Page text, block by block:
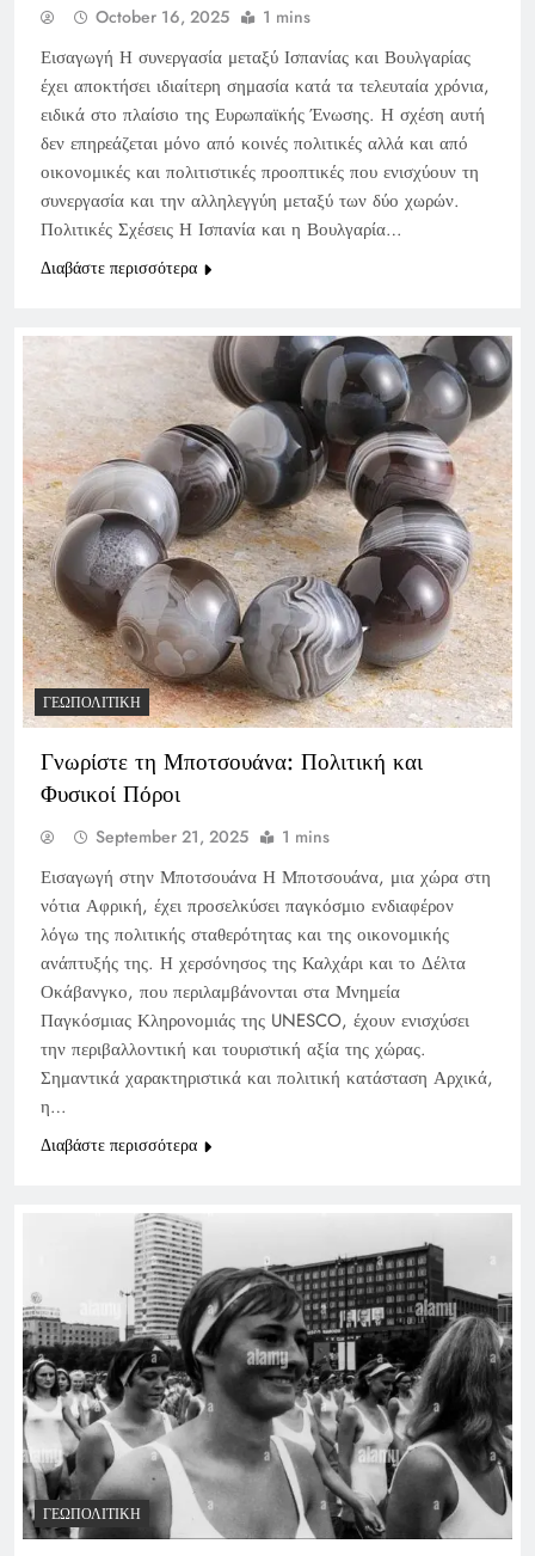
October 16, 2025 1 mins
Εισαγωγή Η συνεργασία μεταξύ Ισπανίας και Βουλγαρίας
έχει αποκτήσει ιδιαίτερη σημασία κατά τα τελευταία χρόνια,
ειδικά στο πλαίσιο της Ευρωπαϊκής Ένωσης. Η σχέση αυτή
δεν επηρεάζεται μόνο από κοινές πολιτικές αλλά και από
οικονομικές και πολιτιστικές προοπτικές που ενισχύουν τη
συνεργασία και την αλληλεγγύη μεταξύ των δύο χωρών.
Πολιτικές Σχέσεις Η Ισπανία και η Βουλγαρία…
Διαβάστε περισσότερα
ΓΕΩΠΟΛΙΤΙΚΉ
Γνωρίστε τη Μποτσουάνα: Πολιτική και
Φυσικοί Πόροι
September 21, 2025 1 mins
Εισαγωγή στην Μποτσουάνα Η Μποτσουάνα, μια χώρα στη
νότια Αφρική, έχει προσελκύσει παγκόσμιο ενδιαφέρον
λόγω της πολιτικής σταθερότητας και της οικονομικής
ανάπτυξής της. Η χερσόνησος της Καλχάρι και το Δέλτα
Οκάβανγκο, που περιλαμβάνονται στα Μνημεία
Παγκόσμιας Κληρονομιάς της UNESCO, έχουν ενισχύσει
την περιβαλλοντική και τουριστική αξία της χώρας.
Σημαντικά χαρακτηριστικά και πολιτική κατάσταση Αρχικά,
η…
Διαβάστε περισσότερα
ΓΕΩΠΟΛΙΤΙΚΉ